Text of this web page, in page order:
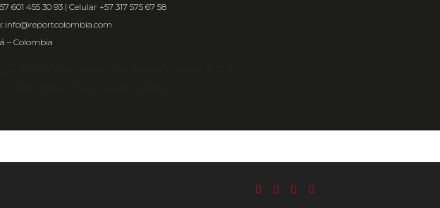
601 455 30 93 | Celular +57 317 575 67 58
info@reportcolombia.com
– Colombia